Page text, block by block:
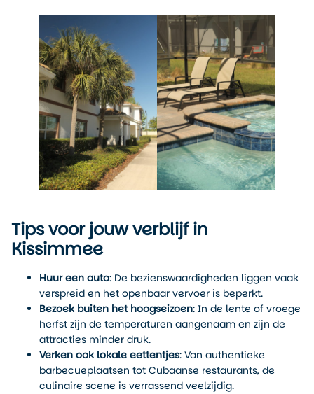
Tips voor jouw verblijf in
Kissimmee
Huur een auto: De bezienswaardigheden liggen vaak
verspreid en het openbaar vervoer is beperkt.
Bezoek buiten het hoogseizoen: In de lente of vroege
herfst zijn de temperaturen aangenaam en zijn de
attracties minder druk.
Verken ook lokale eettentjes: Van authentieke
barbecueplaatsen tot Cubaanse restaurants, de
culinaire scene is verrassend veelzijdig.